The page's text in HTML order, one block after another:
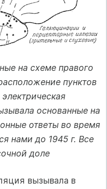
на схеме правого
пунктов
основанные на
ответы во время
нами до 1945 г. Все
доле
вызывала в